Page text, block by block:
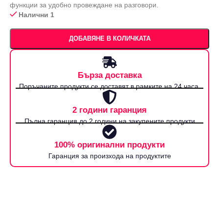
функции за удобно провеждане на разговори.
Налични 1
ДОБАВЯНЕ В КОЛИЧКАТА
Бърза доставка
Поръчаните продукти се доставят в рамките на 24 часа.
2 години гаранция
Пълна гаранция до 2 години на закупените продукти
100% оригинални продукти
Гаранция за произхода на продуктите